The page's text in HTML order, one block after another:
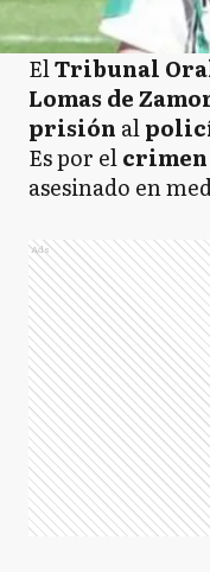
ElTribunal
Lomas de
prisión al
Es por elcrimen
asesinado en
Ads